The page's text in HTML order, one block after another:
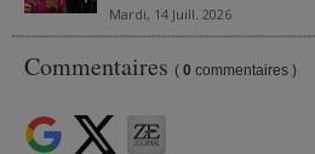
Mardi, 14 Juill. 2026
Commentaires ( 0 commentaires )